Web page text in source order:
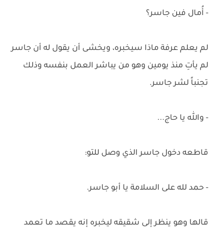
- أُمال فين جاسر؟
لم يعلم عرفة ماذا سيخبره، ويخشى أن يقول له أن جاسر
لم يأتِ منذ يومين وهو من يباشر العمل بنفسه وذلك
تجنباً لشر جاسر.
- والله يا حاج...
قاطعه دخول جاسر الذي وصل للتو:
- حمد لله على السلامة يا أبو جاسر.
قالها وهو ينظر إلى شقيقه ليخبره إنه يقصد ما تعمد